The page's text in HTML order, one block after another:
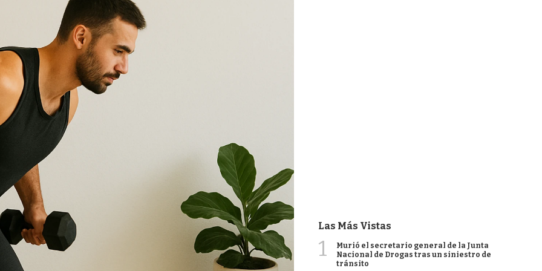
Las Más Vistas
1
Murió el secretario general de la Junta
Nacional de Drogas tras un siniestro de
tránsito